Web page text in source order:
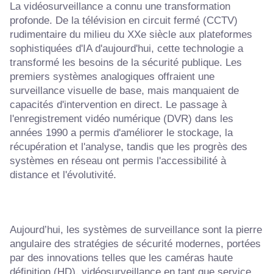
La vidéosurveillance a connu une transformation
profonde. De la télévision en circuit fermé (CCTV)
rudimentaire du milieu du XXe siècle aux plateformes
sophistiquées d'IA d'aujourd'hui, cette technologie a
transformé les besoins de la sécurité publique. Les
premiers systèmes analogiques offraient une
surveillance visuelle de base, mais manquaient de
capacités d'intervention en direct. Le passage à
l'enregistrement vidéo numérique (DVR) dans les
années 1990 a permis d'améliorer le stockage, la
récupération et l'analyse, tandis que les progrès des
systèmes en réseau ont permis l'accessibilité à
distance et l'évolutivité.
Aujourd’hui, les systèmes de surveillance sont la pierre
angulaire des stratégies de sécurité modernes, portées
par des innovations telles que les caméras haute
définition (HD), vidéosurveillance en tant que service